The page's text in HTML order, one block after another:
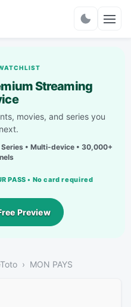
Streaming
movies, and series you
Series • Multi-device • 30,000+
PASS • No card required
Preview
MON PAYS